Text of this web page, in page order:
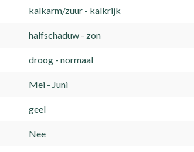
kalkarm/zuur kalkrijk
halfschaduw zon
droog normaal
Mei Juni
geel
Nee